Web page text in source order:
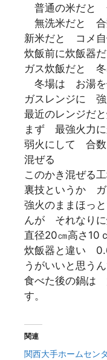
普通の米だと
無洗米だと 合
新米だと コメ
炊飯前に炊飯器
ガス炊飯だと
冬場は お湯を
ガスレンジに 強
最近のレンジだ
まず 最強火力
弱火にして 合
混ぜる
このかき混ぜる
裏技というか ガ
強火のままほっ
んが それなりに
直径20㎝高さ10
炊飯器と違い
うがいいと思う
食べた後の鍋は
す。
関連
関西大手ホームセン